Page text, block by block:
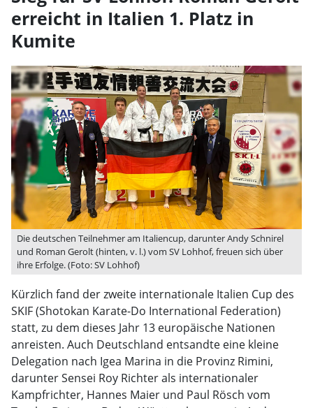
erreicht in Italien 1. Platz in
Kumite
Die deutschen Teilnehmer am Italiencup, darunter Andy Schnirel
und Roman Gerolt (hinten, v. l.) vom SV Lohhof, freuen sich über
ihre Erfolge. (Foto: SV Lohhof)
Kürzlich fand der zweite internationale Italien Cup des
SKIF (Shotokan Karate-Do International Federation)
statt, zu dem dieses Jahr 13 europäische Nationen
anreisten. Auch Deutschland entsandte eine kleine
Delegation nach Igea Marina in die Provinz Rimini,
darunter Sensei Roy Richter als internationaler
Kampfrichter, Hannes Maier und Paul Rösch vom